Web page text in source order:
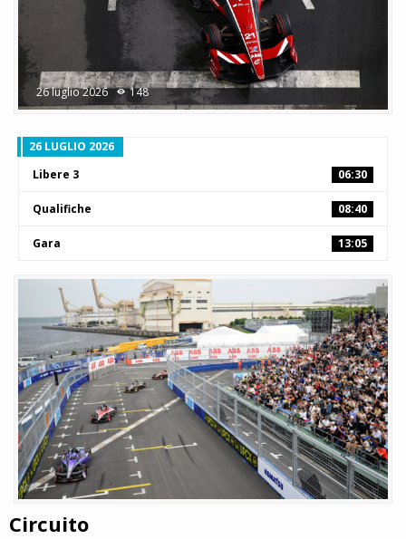
26 luglio 2026 148
26 LUGLIO 2026
Libere 3
06:30
Qualifiche 08:40
Gara 13:05
Circuito